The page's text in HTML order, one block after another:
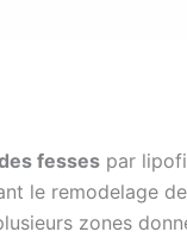
fesses par
le remodelage
zones